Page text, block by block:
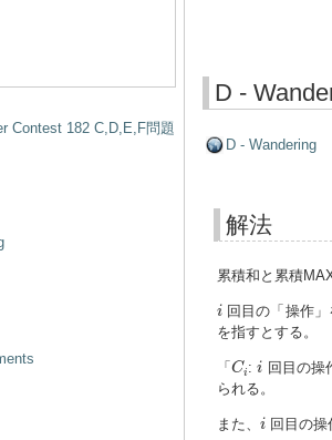
Contest 182 C,D,E,F問題
D -
D - Wandering
解法
累積和と累積
i回目の「操作」
を指すとする。
「 Ci
Ci :ii 回目の操
られる。
また、 i回目の操